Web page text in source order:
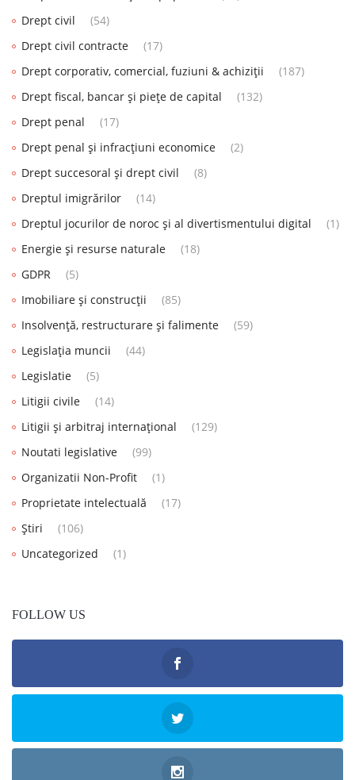
Drept civil
(54)
Drept civil contracte
(17)
Drept corporativ, comercial, fuziuni & achiziții
(187)
Drept fiscal, bancar și piețe de capital
(132)
Drept penal
(17)
Drept penal și infracțiuni economice
(2)
Drept succesoral și drept civil
(8)
Dreptul imigrărilor
(14)
Dreptul jocurilor de noroc și al divertismentului digital
(1)
Energie și resurse naturale
(18)
GDPR
(5)
Imobiliare și construcții
(85)
Insolvență, restructurare și falimente
(59)
Legislația muncii
(44)
Legislatie
(5)
Litigii civile
(14)
Litigii și arbitraj internațional
(129)
Noutati legislative
(99)
Organizatii Non-Profit
(1)
Proprietate intelectuală
(17)
Știri
(106)
Uncategorized
(1)
FOLLOW US